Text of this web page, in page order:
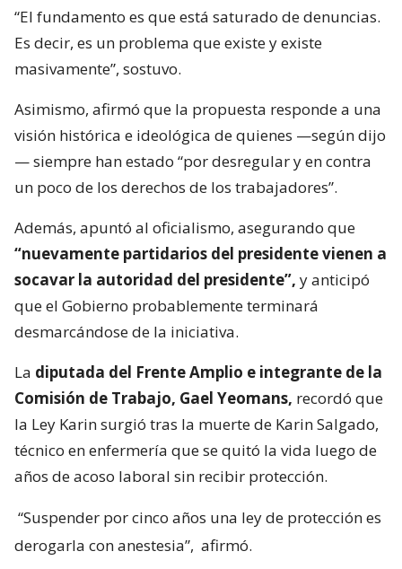
“El fundamento es que está saturado de denuncias.
Es decir, es un problema que existe y existe
masivamente”, sostuvo.
Asimismo, afirmó que la propuesta responde a una
visión histórica e ideológica de quienes —según dijo
— siempre han estado “por desregular y en contra
un poco de los derechos de los trabajadores”.
Además, apuntó al oficialismo, asegurando que
“nuevamente partidarios del presidente vienen a
socavar la autoridad del presidente”, y anticipó
que el Gobierno probablemente terminará
desmarcándose de la iniciativa.
La diputada del Frente Amplio e integrante de la
Comisión de Trabajo, Gael Yeomans, recordó que
la Ley Karin surgió tras la muerte de Karin Salgado,
técnico en enfermería que se quitó la vida luego de
años de acoso laboral sin recibir protección.
“Suspender por cinco años una ley de protección es
derogarla con anestesia”, afirmó.